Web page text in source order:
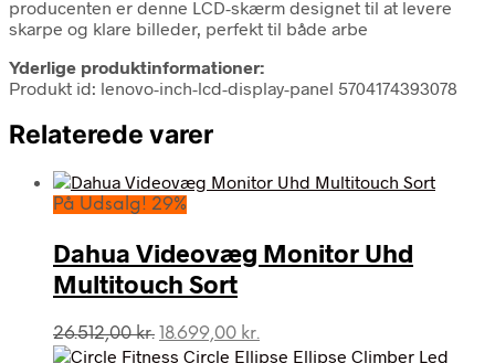
producenten er denne LCD-skærm designet til at levere
skarpe og klare billeder, perfekt til både arbe
Yderlige produktinformationer:
Produkt id: lenovo-inch-lcd-display-panel 5704174393078
Relaterede varer
På Udsalg! 29%
Dahua Videovæg Monitor Uhd
Multitouch Sort
26.512,00kr. Den
oprindelige
18.699,00 kr.
aktuelle